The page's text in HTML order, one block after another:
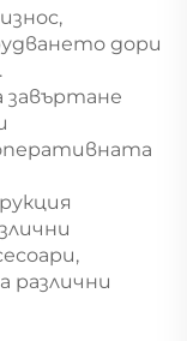
дори
завъртане
различни